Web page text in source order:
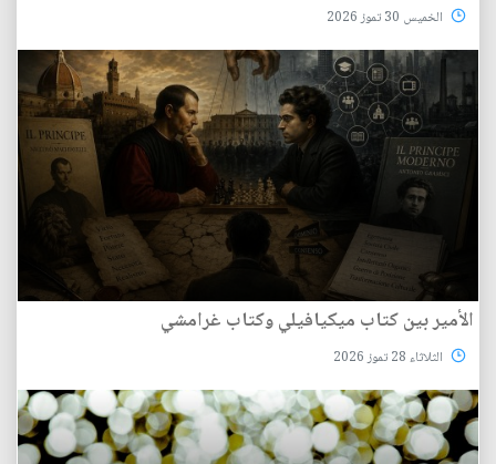
الخميس 30 تموز 2026
الأمير بين كتاب ميكيافيلي وكتاب غرامشي
الثلاثاء 28 تموز 2026